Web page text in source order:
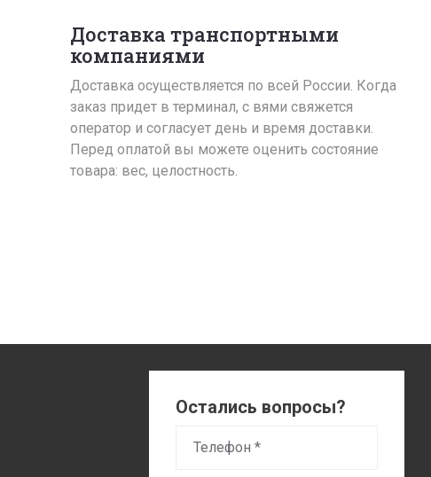
Доставка транспортными
компаниями
Доставка осуществляется по всей России. Когда
заказ придет в терминал, с вями свяжется
оператор и согласует день и время доставки.
Перед оплатой вы можете оценить состояние
товара: вес, целостность.
Остались вопросы?